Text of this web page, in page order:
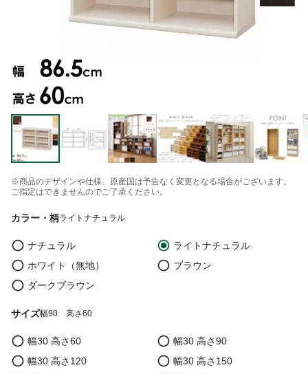
※商品のデザインや仕様、原産国は予告なく変更となる場合がございます。
ご指定はできませんのでご了承ください。
カラー・柄ライトナチュラル
ナチュラル
ライトナチュラル
ホワイト（無地）
ブラウン
ダークブラウン
サイズ幅90 高さ60
幅30 高さ60
幅30 高さ90
幅30 高さ120
幅30 高さ150